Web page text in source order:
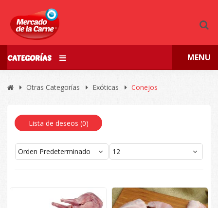
CATEGORÍAS MENU
Otras Categorías Exóticas Conejos
Lista de deseos (0)